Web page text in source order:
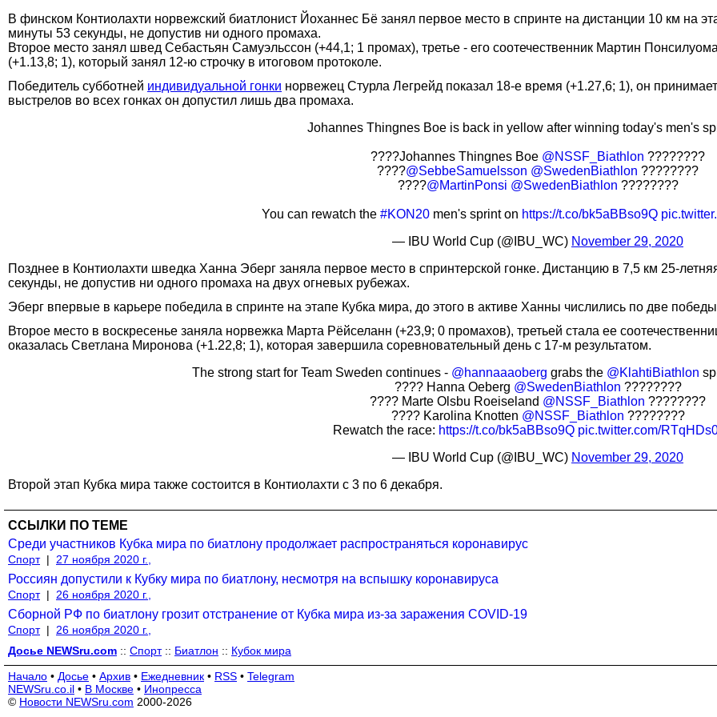
В финском Контиолахти норвежский биатлонист Йоханнес Бё занял первое место в спринте на дистанции 10 км на
минуты 53 секунды, не допустив ни одного промаха.
Второе место занял швед Себастьян Самуэльссон (+44,1; 1 промах), третье - его соотечественник Мартин
(+1.13,8; 1), который занял 12-ю строчку в итоговом протоколе.
Победитель субботней индивидуальной гонки норвежец Стурла Легрейд показал 18-е время (+1.27,6; 1), он
выстрелов во всех гонках он допустил лишь два промаха.
Johannes Thingnes Boe is back in yellow after winning today's men's
????Johannes Thingnes Boe @NSSF_Biathlon ????????
????@SebbeSamuelsson @SwedenBiathlon ????????
????@MartinPonsi @SwedenBiathlon ????????
You can rewatch the #KON20 men's sprint on https://t.co/bk5aBBso9Q
— IBU World Cup (@IBU_WC) November 29, 2020
Позднее в Контиолахти шведка Ханна Эберг заняла первое место в спринтерской гонке. Дистанцию в 7,5 км 25-
секунды, не допустив ни одного промаха на двух огневых рубежах.
Эберг впервые в карьере победила в спринте на этапе Кубка мира, до этого в активе Ханны числились по две
Второе место в воскресенье заняла норвежка Марта Рёйселанн (+23,9; 0 промахов), третьей стала ее
оказалась Светлана Миронова (+1.22,8; 1), которая завершила соревновательный день с 17-м результатом.
The strong start for Team Sweden continues - @hannaaaoberg grabs the @KlahtiBiathlon
???? Hanna Oeberg @SwedenBiathlon ????????
???? Marte Olsbu Roeiseland @NSSF_Biathlon ????????
???? Karolina Knotten @NSSF_Biathlon ????????
Rewatch the race: https://t.co/bk5aBBso9Q pic.twitter.com/
— IBU World Cup (@IBU_WC) November 29, 2020
Второй этап Кубка мира также состоится в Контиолахти с 3 по 6 декабря.
ССЫЛКИ ПО ТЕМЕ
Среди участников Кубка мира по биатлону продолжает распространяться коронавирус
Спорт | 27 ноября 2020 г.,
Россиян допустили к Кубку мира по биатлону, несмотря на вспышку коронавируса
Спорт | 26 ноября 2020 г.,
Сборной РФ по биатлону грозит отстранение от Кубка мира из-за заражения COVID-19
Спорт |
26 ноября 2020 г.,
Досье NEWSru.com :: Спорт:: Биатлон :: Кубок мира
Начало • Досье • Архив • Ежедневник • RSS • Telegram
NEWSru.co.il • В Москве • Инопресса
© Новости NEWSru.com 2000-2026